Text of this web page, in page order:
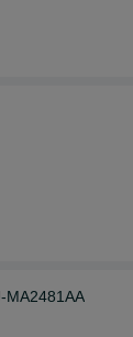
MA2481AA